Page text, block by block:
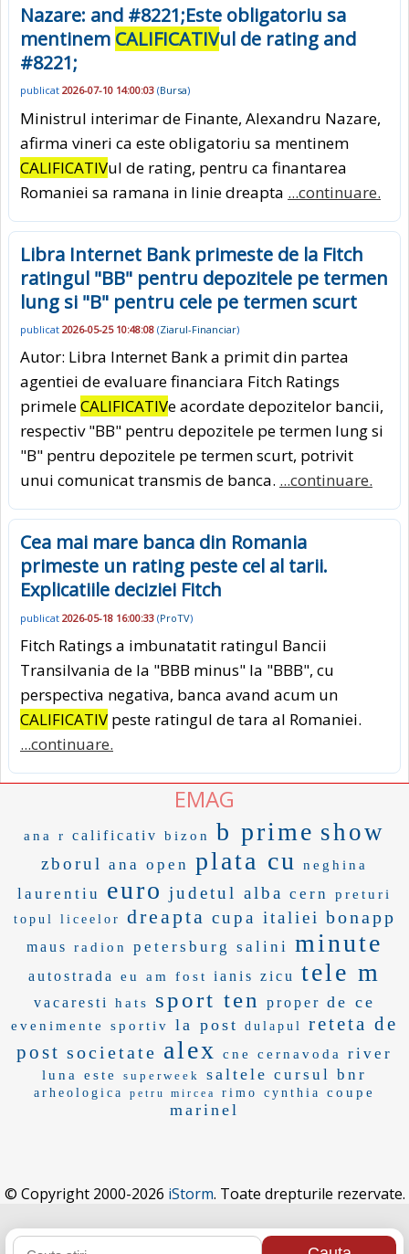
Nazare: and #8221;Este obligatoriu sa
mentinem CALIFICATIVul de rating and
#8221;
publicat 2026-07-10 14:00:03 (Bursa)
Ministrul interimar de Finante, Alexandru Nazare,
afirma vineri ca este obligatoriu sa mentinem
CALIFICATIVul de rating, pentru ca finantarea
Romaniei sa ramana in linie dreapta ...continuare.
Libra Internet Bank primeste de la Fitch
ratingul "BB" pentru depozitele pe termen
lung si "B" pentru cele pe termen scurt
publicat 2026-05-25 10:48:08 (Ziarul-Financiar)
Autor: Libra Internet Bank a primit din partea
agentiei de evaluare financiara Fitch Ratings
primeleCALIFICATIVe acordate depozitelor bancii,
respectiv "BB" pentru depozitele pe termen lung si
"B" pentru depozitele pe termen scurt, potrivit
unui comunicat transmis de banca. ...continuare.
Cea mai mare banca din Romania
primeste un rating peste cel al tarii.
Explicatiile deciziei Fitch
publicat 2026-05-18 16:00:33 (ProTV)
Fitch Ratings a imbunatatit ratingul Bancii
Transilvania de la "BBB minus" la "BBB", cu
perspectiva negativa, banca avand acum un
CALIFICATIV peste ratingul de tara al Romaniei.
...continuare.
EMAG
ana r calificativ bizon b prime show
zborul ana open plata cu neghina
laurentiu euro judetul alba cern preturi
topul liceelor dreapta cupa italiei bonapp
maus radion petersburg salini minute
autostrada eu am fost ianis zicu tele m
vacaresti hats sport ten proper de ce
evenimente sportiv la post dulapul
reteta de
post societate alex cne cernavoda river
luna este superweek saltele cursul bnr
arheologica petru mircea rimo cynthia coupe
marinel
© Copyright 2000-2026 iStorm. Toate drepturile rezervate.